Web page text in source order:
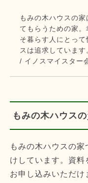
もみの木ハウスの
てもらうための家
そ暮らす人にとっ
スは追求していま
/ イノスマイスター
もみの木ハウス
もみの木ハウスの
けしています。資料
お申し込みいただけ